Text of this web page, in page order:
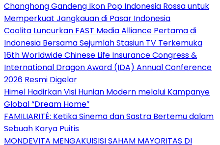
Changhong Gandeng Ikon Pop Indonesia Rossa untuk
Memperkuat Jangkauan di Pasar Indonesia
Coolita Luncurkan FAST Media Alliance Pertama di
Indonesia Bersama Sejumlah Stasiun TV Terkemuka
16th Worldwide Chinese Life Insurance Congress &
International Dragon Award (IDA) Annual Conference
2026 Resmi Digelar
Himel Hadirkan Visi Hunian Modern melalui Kampanye
Global “Dream Home”
FAMILIARITÉ: Ketika Sinema dan Sastra Bertemu dalam
Sebuah Karya Puitis
MONDEVITA MENGAKUISISI SAHAM MAYORITAS DI